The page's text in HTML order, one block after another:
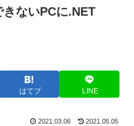
ないPCに.NET
はてブ LINE
2021.03.06 2021.05.05